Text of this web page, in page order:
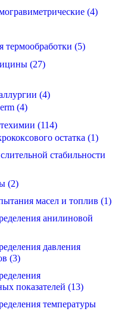
(4)
термообработки (5)
(27)
(4)
(4)
(114)
остатка (1)
стабильности
(2)
масел и топлив (1)
анилиновой
давления
(3)
показателей (13)
температуры